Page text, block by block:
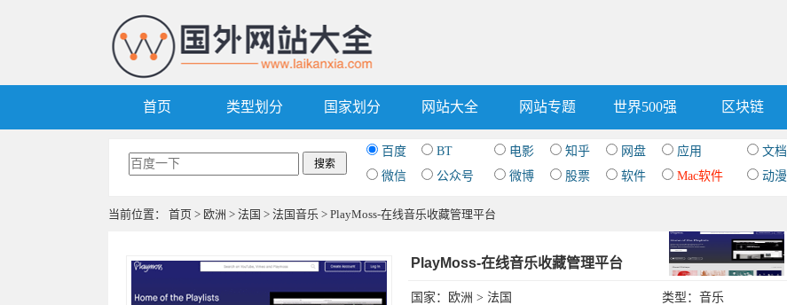
首页 类型划分 国家划分 网站大全 网站专题 世界500强 区块链
百度 BT 电影 知乎 网盘 应用 文档
微信
公众号 微博 股票 软件 Mac软件 动漫
当前位置： 首页 > 欧洲 > 法国 > 法国音乐 > PlayMoss-在线音乐收藏管理平台
PlayMoss-在线音乐收藏管理平台
国家： 欧洲 > 法国 类型： 音乐